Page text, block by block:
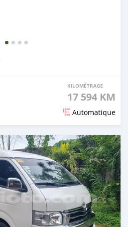
KILOMÉTRAGE
17 594 KM
Automatique